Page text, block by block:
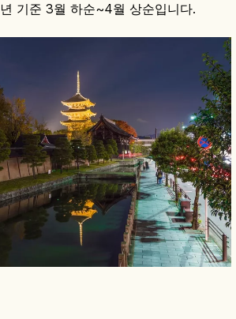
기준 3월 하순~4월 상순입니다.